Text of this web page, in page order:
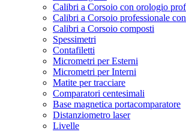
Calibri a Corsoio con orologio
Calibri a Corsoio professionale
Calibri a Corsoio composti
Spessimetri
Contafiletti
Micrometri per Esterni
Micrometri per Interni
Matite per tracciare
Comparatori centesimali
Base magnetica portacomparatore
Distanziometro laser
Livelle